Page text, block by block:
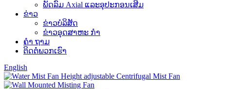
ພັດລົມ Axial ແລະອຸປະກອນເສີມ
ຂ່າວ
ຂ່າວບໍລິສັດ
ຂ່າວອຸດສາຫະ ກຳ
ຄຳ ຖາມ
ຕິດ​ຕໍ່​ພວກ​ເຮົາ
English